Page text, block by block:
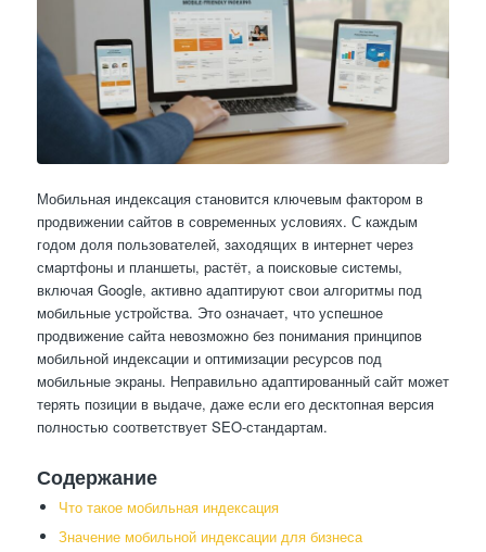
Мобильная индексация становится ключевым фактором в
продвижении сайтов в современных условиях. С каждым
годом доля пользователей, заходящих в интернет через
смартфоны и планшеты, растёт, а поисковые системы,
включая Google, активно адаптируют свои алгоритмы под
мобильные устройства. Это означает, что успешное
продвижение сайта невозможно без понимания принципов
мобильной индексации и оптимизации ресурсов под
мобильные экраны. Неправильно адаптированный сайт может
терять позиции в выдаче, даже если его десктопная версия
полностью соответствует SEO-стандартам.
Содержание
Что такое мобильная индексация
Значение мобильной индексации для бизнеса